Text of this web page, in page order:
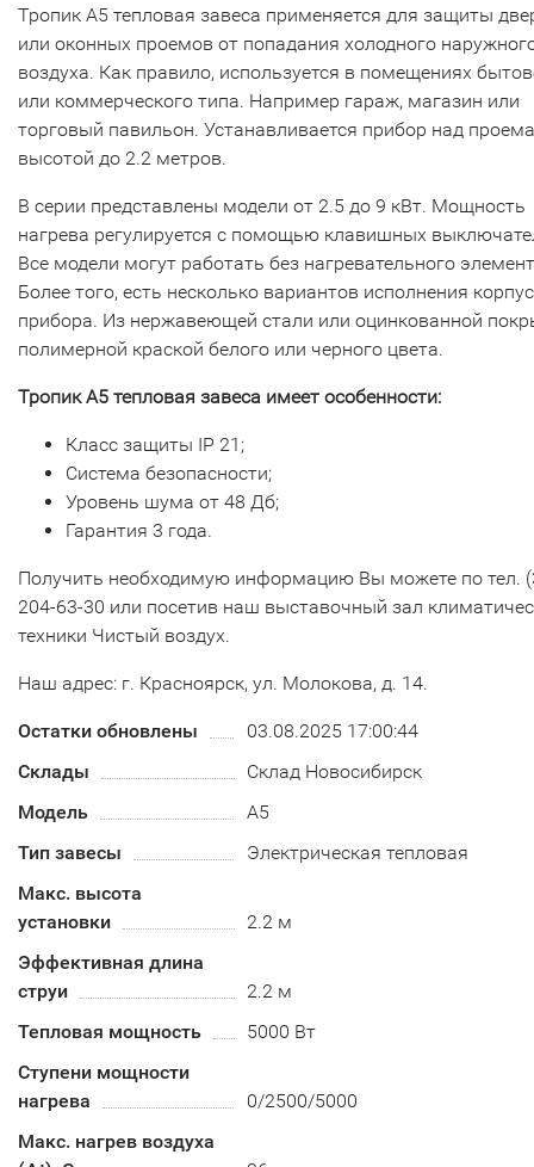
Тропик А5 тепловая завеса применяется для защиты
или оконных проемов от попадания холодного
воздуха. Как правило, используется в помещениях
или коммерческого типа. Например гараж, магазин или
торговый павильон. Устанавливается прибор над
высотой до 2.2 метров.
В серии представлены модели от 2.5 до 9 кВт. Мощность
нагрева регулируется с помощью клавишных
Все модели могут работать без нагревательного
Более того, есть несколько вариантов исполнения
прибора. Из нержавеющей стали или оцинкованной
полимерной краской белого или черного цвета.
Тропик А5 тепловая завеса имеет особенности:
Класс защиты IP 21;
Система безопасности;
Уровень шума от 48 Дб;
Гарантия 3 года.
Получить необходимую информацию Вы можете по тел.
204-63-30 или посетив наш выставочный зал
техники Чистый воздух.
Наш адрес: г. Красноярск, ул. Молокова, д. 14.
Остатки обновлены
03.08.2025 17:00:44
Склады
Склад Новосибирск
Модель
A5
Тип завесы
Электрическая тепловая
Макс. высота
установки
2.2 м
Эффективная длина
струи
2.2 м
Тепловая мощность
5000 Вт
Ступени мощности
нагрева
0/2500/5000
Макс. нагрев воздуха